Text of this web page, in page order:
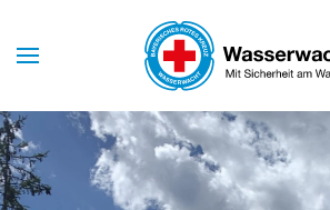
Skip to main content